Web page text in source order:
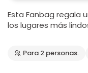
Esta Fanbag regala
los lugares más
Para 2 personas.